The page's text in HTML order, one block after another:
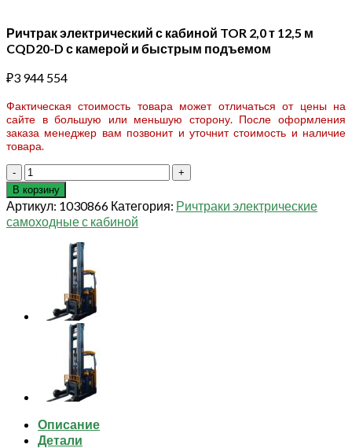
Ричтрак электрический с кабиной TOR 2,0 т 12,5 м
CQD20-D с камерой и быстрым подъемом
₽3 944 554
Фактическая стоимость товара может отличаться от цены на
сайте в большую или меньшую сторону. После оформления
заказа менеджер вам позвонит и уточнит стоимость и наличие
товара.
Количество
товара
Ричтрак
электрический
с
кабиной
CQD20-
камерой
и
быстрым
подъемом
В корзину
Артикул: 1030866 Категория: Ричтраки электрические
самоходные с кабиной
Описание
Детали